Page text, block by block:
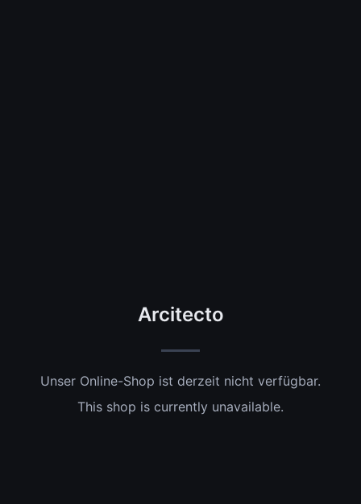
Arcitecto
Unser Online-Shop ist derzeit nicht verfügbar.
This shop is currently unavailable.